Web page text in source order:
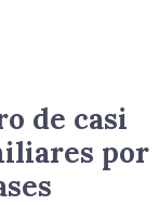
de casi
por